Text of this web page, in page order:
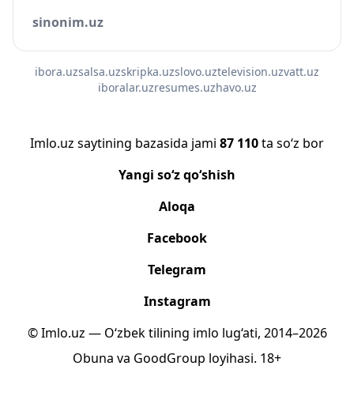
sinonim.uz
ibora.uzsalsa.uzskripka.uzslovo.uztelevision.uzvatt.uz
iboralar.uzresumes.uzhavo.uz
Imlo.uz saytining bazasida jami 87 110ta so‘z bor
Yangi so‘z qo‘shish
Aloqa
Facebook
Telegram
Instagram
© Imlo.uz — O‘zbek tilining imlo lug‘ati, 2014–2026
Obuna va GoodGroup loyihasi. 18+